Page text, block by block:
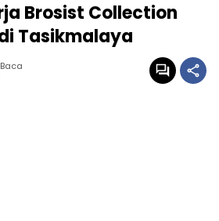
Brosist Collection
Tasikmalaya